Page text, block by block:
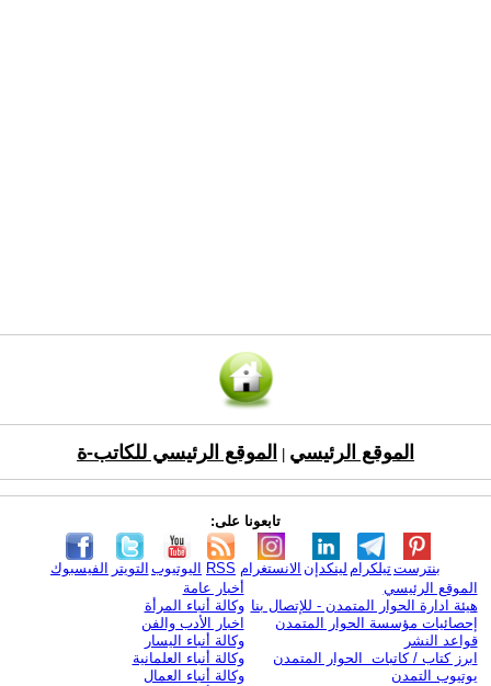
الموقع الرئيسي الموقع الرئيسي للكاتب-ة
تابعونا على:
الفيسبوك التويتر اليوتيوب RSS الانستغرام لينكدإن تيلكرامبنترست
الموقع الرئيسي
هيئة ادارة الحوار المتمدن - للإتصال بنا
إحصائيات مؤسسة الحوار المتمدن
قواعد النشر
ابرز كتاب / كاتبات الحوار المتمدن
يوتيوب التمدن
أخبار عامة
وكالة أنباء المرأة
اخبار الأدب والفن
وكالة أنباء اليسار
وكالة أنباء العلمانية
وكالة أنباء العمال